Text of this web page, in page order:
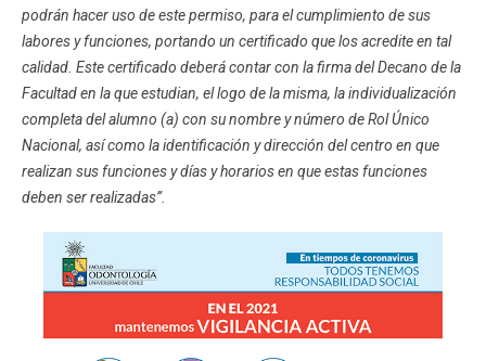
podrán hacer uso de este permiso, para el cumplimiento de sus
labores y funciones, portando un certificado que los acredite en tal
calidad. Este certificado deberá contar con la firma del Decano de la
Facultad en la que estudian, el logo de la misma, la individualización
completa del alumno (a) con su nombre y número de Rol Único
Nacional, así como la identificación y dirección del centro en que
realizan sus funciones y días y horarios en que estas funciones
deben ser realizadas”.